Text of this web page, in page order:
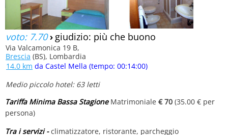
voto: 7.70› giudizio: più che buono
Via Valcamonica 19 B,
Brescia (BS), Lombardia
14.0 km da Castel Mella (tempo: 00:14:00)
Medio piccolo hotel: 63 letti
Tariffa Minima Bassa StagioneMatrimoniale € 70 (35.00 € per
persona)
Tra i servizi -climatizzatore, ristorante, parcheggio